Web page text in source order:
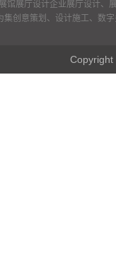
馆展厅设计企业展厅设计、
集创意策划、设计施工、数